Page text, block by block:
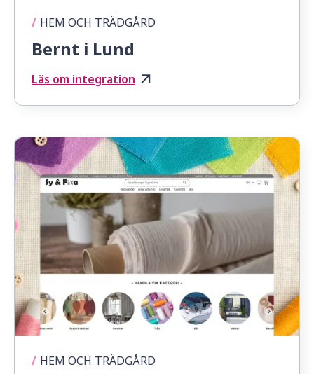
/ HEM OCH TRÄDGÅRD
Bernt i Lund
Läs om integration
/ HEM OCH TRÄDGÅRD